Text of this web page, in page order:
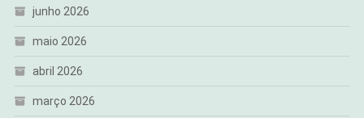
junho 2026
maio 2026
abril 2026
março 2026